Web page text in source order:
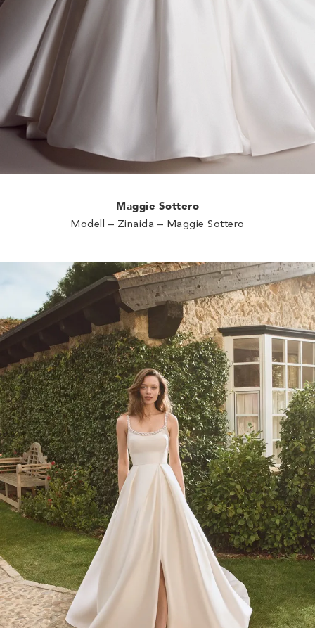
Maggie Sottero
Modell – Zinaida – Maggie Sottero